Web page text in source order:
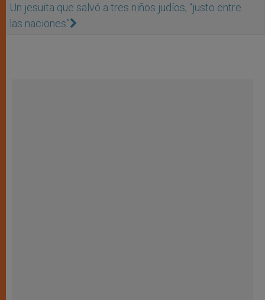
Un jesuita que salvó a tres niños judíos, “justo entre
las naciones”